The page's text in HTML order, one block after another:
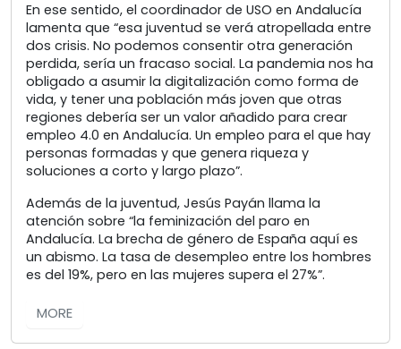
En ese sentido, el coordinador de USO en Andalucía
lamenta que “esa juventud se verá atropellada entre
dos crisis. No podemos consentir otra generación
perdida, sería un fracaso social. La pandemia nos ha
obligado a asumir la digitalización como forma de
vida, y tener una población más joven que otras
regiones debería ser un valor añadido para crear
empleo 4.0 en Andalucía. Un empleo para el que hay
personas formadas y que genera riqueza y
soluciones a corto y largo plazo”.
Además de la juventud, Jesús Payán llama la
atención sobre “la feminización del paro en
Andalucía. La brecha de género de España aquí es
un abismo. La tasa de desempleo entre los hombres
es del 19%, pero en las mujeres supera el 27%”.
MORE